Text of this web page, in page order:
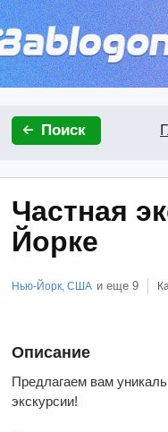
Поиск
Частная
Йорке
Нью-Йорк, США и еще 9
Описание
Предлагаем вам
экскурсии!